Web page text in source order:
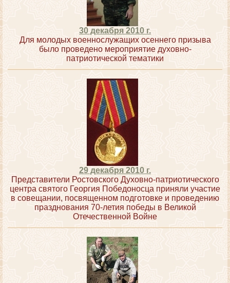
30 декабря 2010 г.
Для молодых военнослужащих осеннего призыва
было проведено мероприятие духовно-
патриотической тематики
29 декабря 2010 г.
Представители Ростовского Духовно-патриотического
центра святого Георгия Победоносца приняли участие
в совещании, посвященном подготовке и проведению
празднования 70-летия победы в Великой
Отечественной Войне